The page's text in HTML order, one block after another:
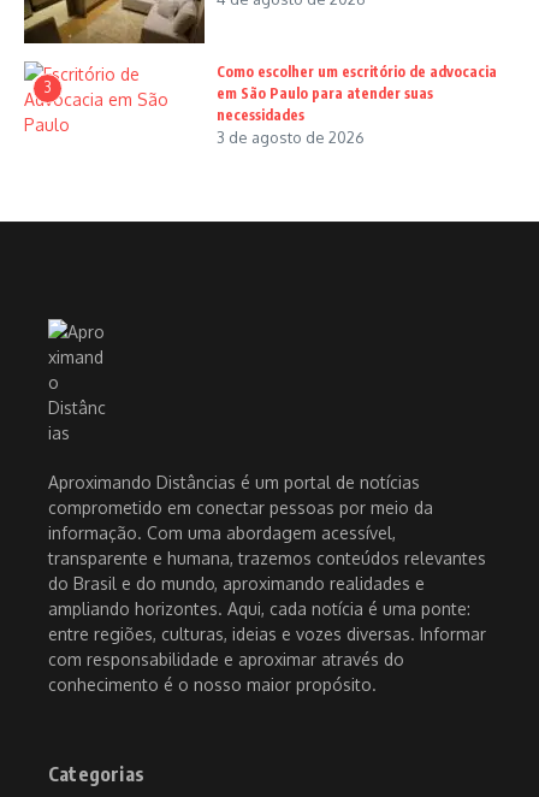
3
Como escolher um escritório de advocacia
em São Paulo para atender suas
necessidades
3 de agosto de 2026
Aproximando Distâncias é um portal de notícias
comprometido em conectar pessoas por meio da
informação. Com uma abordagem acessível,
transparente e humana, trazemos conteúdos relevantes
do Brasil e do mundo, aproximando realidades e
ampliando horizontes. Aqui, cada notícia é uma ponte:
entre regiões, culturas, ideias e vozes diversas. Informar
com responsabilidade e aproximar através do
conhecimento é o nosso maior propósito.
Categorias